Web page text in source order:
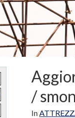
/
In